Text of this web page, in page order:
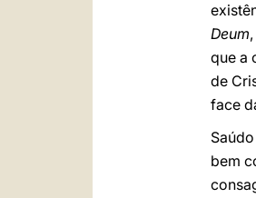
Deum
que a
de
face
bem